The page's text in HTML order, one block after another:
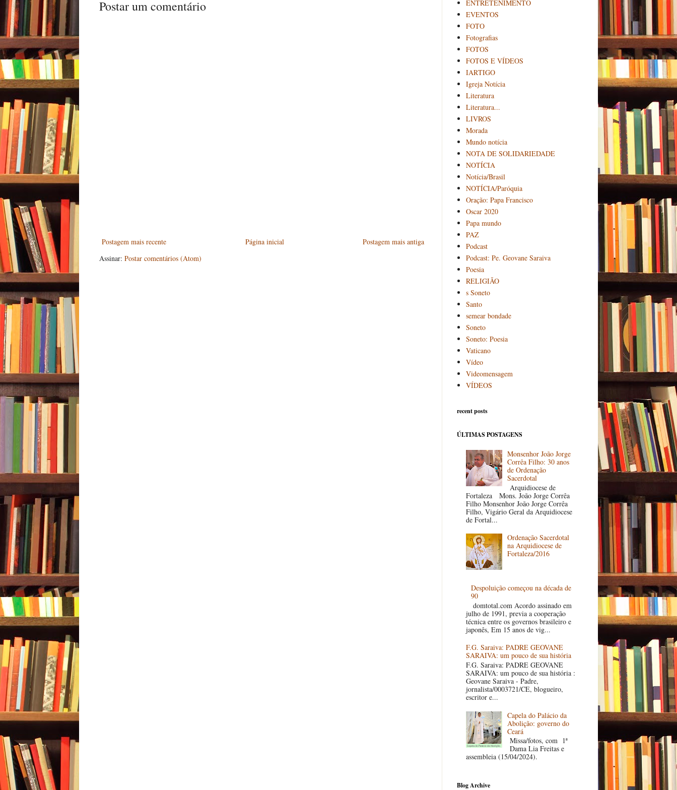
Postar um comentário
Postagem mais recente Postagem mais antiga
Página inicial
Assinar: Postar comentários (Atom)
ENTRETENIMENTO
EVENTOS
FOTO
Fotografias
FOTOS
FOTOS E VÍDEOS
IARTIGO
Igreja Notícia
Literatura
Literatura...
LIVROS
Morada
Mundo notícia
NOTA DE SOLIDARIEDADE
NOTÍCIA
Notícia/Brasil
NOTÍCIA/Paróquia
Oração: Papa Francisco
Oscar 2020
Papa mundo
PAZ
Podcast
Podcast: Pe. Geovane Saraiva
Poesia
RELIGIÃO
s Soneto
Santo
semear bondade
Soneto
Soneto: Poesia
Vaticano
Vídeo
Videomensagem
VÍDEOS
recent posts
ÚLTIMAS POSTAGENS
Monsenhor João Jorge
Corrêa Filho: 30 anos
de Ordenação
Sacerdotal
Arquidiocese de
Fortaleza Mons. João Jorge Corrêa
Filho Monsenhor João Jorge Corrêa
Filho, Vigário Geral da Arquidiocese
de Fortal...
Ordenação Sacerdotal
na Arquidiocese de
Fortaleza/2016
Despoluição começou na década de
90
domtotal.com Acordo assinado em
julho de 1991, previa a cooperação
técnica entre os governos brasileiro e
japonês, Em 15 anos de vig...
F.G. Saraiva: PADRE GEOVANE
SARAIVA: um pouco de sua história
F.G. Saraiva: PADRE GEOVANE
SARAIVA: um pouco de sua história :
Geovane Saraiva - Padre,
jornalista/0003721/CE, blogueiro,
escritor e...
Capela do Palácio da
Abolição: governo do
Ceará
Missa/fotos, com 1ª
Dama Lia Freitas e
assembleia (15/04/2024).
Blog Archive